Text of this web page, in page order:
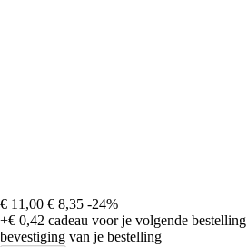
€ 11,00 € 8,35 -24%
+€ 0,42 cadeau voor je volgende bestelling
bevestiging van je bestelling